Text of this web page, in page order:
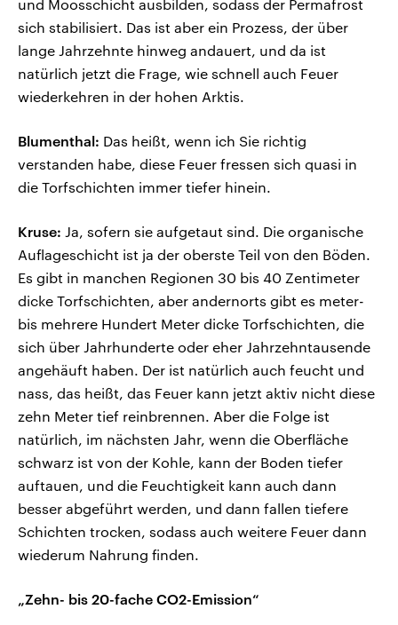
und Moosschicht ausbilden, sodass der Permafrost
sich stabilisiert. Das ist aber ein Prozess, der über
lange Jahrzehnte hinweg andauert, und da ist
natürlich jetzt die Frage, wie schnell auch Feuer
wiederkehren in der hohen Arktis.
Blumenthal: Das heißt, wenn ich Sie richtig
verstanden habe, diese Feuer fressen sich quasi in
die Torfschichten immer tiefer hinein.
Kruse: Ja, sofern sie aufgetaut sind. Die organische
Auflageschicht ist ja der oberste Teil von den Böden.
Es gibt in manchen Regionen 30 bis 40 Zentimeter
dicke Torfschichten, aber andernorts gibt es meter-
bis mehrere Hundert Meter dicke Torfschichten, die
sich über Jahrhunderte oder eher Jahrzehntausende
angehäuft haben. Der ist natürlich auch feucht und
nass, das heißt, das Feuer kann jetzt aktiv nicht diese
zehn Meter tief reinbrennen. Aber die Folge ist
natürlich, im nächsten Jahr, wenn die Oberfläche
schwarz ist von der Kohle, kann der Boden tiefer
auftauen, und die Feuchtigkeit kann auch dann
besser abgeführt werden, und dann fallen tiefere
Schichten trocken, sodass auch weitere Feuer dann
wiederum Nahrung finden.
„Zehn- bis 20-fache CO2-Emission“